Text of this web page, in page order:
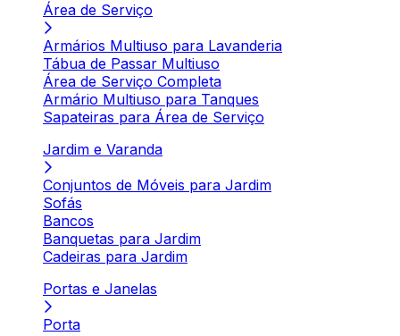
Área de Serviço
Armários Multiuso para Lavanderia
Tábua de Passar Multiuso
Área de Serviço Completa
Armário Multiuso para Tanques
Sapateiras para Área de Serviço
Jardim e Varanda
Conjuntos de Móveis para Jardim
Sofás
Bancos
Banquetas para Jardim
Cadeiras para Jardim
Portas e Janelas
Porta